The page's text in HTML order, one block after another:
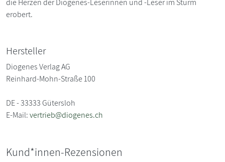
erobert.
Hersteller
Diogenes Verlag AG
Reinhard-Mohn-Straße 100
DE - 33333 Gütersloh
E-Mail:vertrieb@diogenes.ch
Kund*innen-Rezensionen